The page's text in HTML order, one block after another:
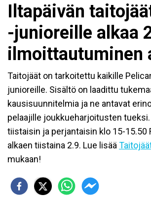
Iltapäivän
-junioreille alkaa
ilmoittautuminen
Taitojäät on tarkoitettu kaikille
junioreille. Sisältö on laadittu
kausisuunnitelmia ja ne antavat
pelaajille joukkueharjoitusten
tiistaisin ja perjantaisin klo 15-15.50
alkaen tiistaina 2.9. Lue lisää
mukaan!